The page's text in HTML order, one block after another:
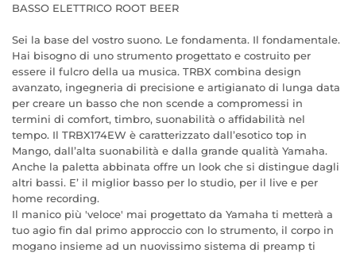
BASSO ELETTRICO ROOT BEER
Sei la base del vostro suono. Le fondamenta. Il fondamentale.
Hai bisogno di uno strumento progettato e costruito per
essere il fulcro della ua musica. TRBX combina design
avanzato, ingegneria di precisione e artigianato di lunga data
per creare un basso che non scende a compromessi in
termini di comfort, timbro, suonabilità o affidabilità nel
tempo. Il TRBX174EW è caratterizzato dall’esotico top in
Mango, dall’alta suonabilità e dalla grande qualità Yamaha.
Anche la paletta abbinata offre un look che si distingue dagli
altri bassi. E’ il miglior basso per lo studio, per il live e per
home recording.
Il manico più 'veloce' mai progettato da Yamaha ti metterà a
tuo agio fin dal primo approccio con lo strumento, il corpo in
mogano insieme ad un nuovissimo sistema di preamp ti